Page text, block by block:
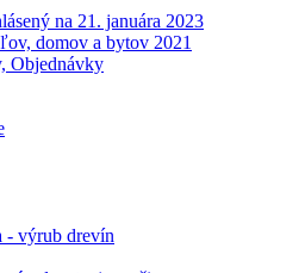
na 21. januára 2023
domov a bytov 2021
Objednávky
- výrub drevín